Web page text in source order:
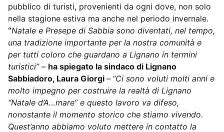
pubblico di turisti, provenienti da ogni dove, non solo
nella stagione estiva ma anche nel periodo invernale.
“Natale e Presepe di Sabbia sono diventati, nel tempo,
una tradizione importante per la nostra comunità e
per tutti coloro che guardano a Lignano in termini
turistici” – ha spiegato la sindaco di Lignano
Sabbiadoro, Laura Giorgi – “Ci sono voluti molti anni e
molto impegno per costruire la realtà di Lignano
“Natale d’A…mare” e questo lavoro va difeso,
nonostante il momento storico che stiamo vivendo.
Quest’anno abbiamo voluto mettere in contatto la